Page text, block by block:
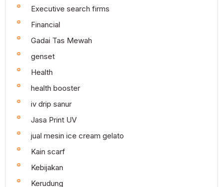
Executive search firms
Financial
Gadai Tas Mewah
genset
Health
health booster
iv drip sanur
Jasa Print UV
jual mesin ice cream gelato
Kain scarf
Kebijakan
Kerudung